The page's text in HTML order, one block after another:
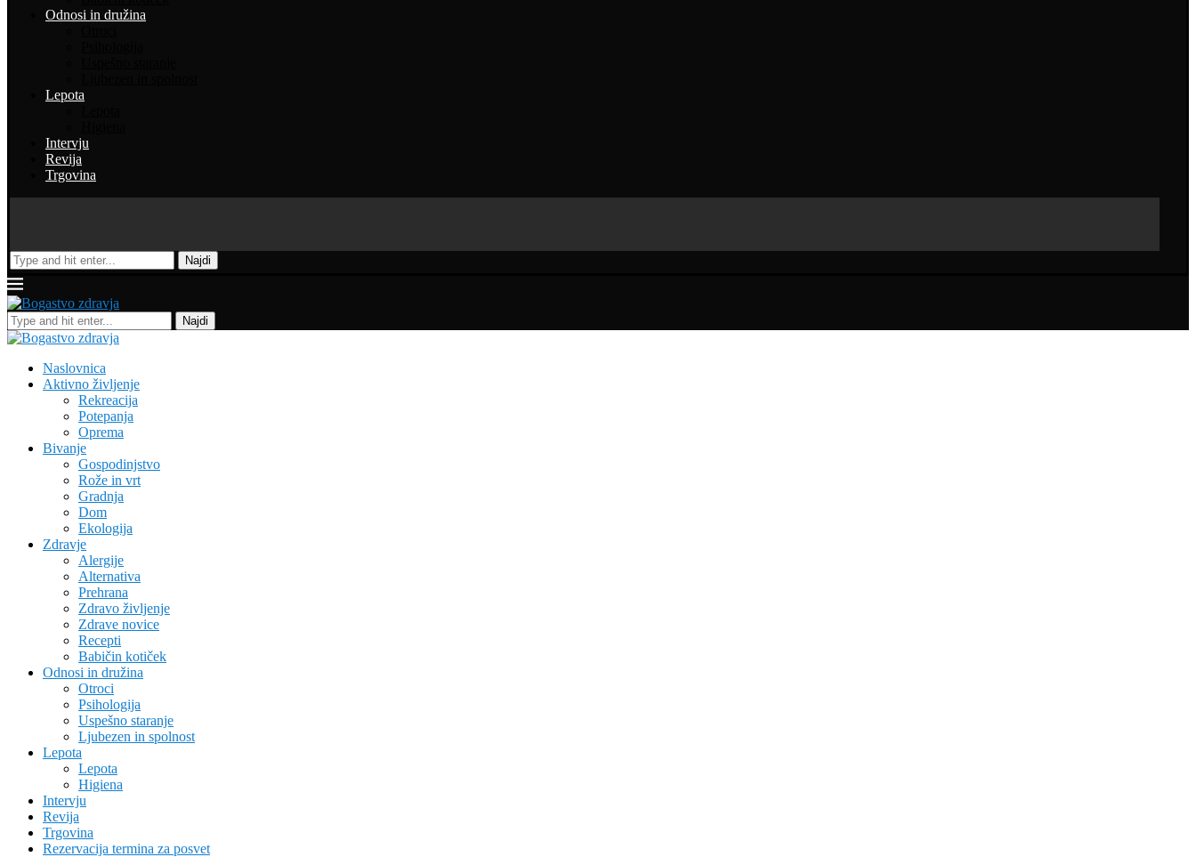
Odnosi in družina
Lepota
Intervju
Revija
Trgovina
Najdi
Najdi
Naslovnica
Aktivno življenje
Rekreacija
Potepanja
Oprema
Bivanje
Gospodinjstvo
Rože in vrt
Gradnja
Dom
Ekologija
Zdravje
Alergije
Alternativa
Prehrana
Zdravo življenje
Zdrave novice
Recepti
Babičin kotiček
Odnosi in družina
Otroci
Psihologija
Uspešno staranje
Ljubezen in spolnost
Lepota
Lepota
Higiena
Intervju
Revija
Trgovina
Rezervacija termina za posvet